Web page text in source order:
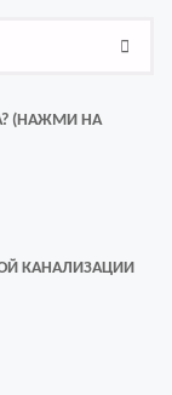
(НАЖМИ НА
КАНАЛИЗАЦИИ